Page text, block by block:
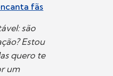
fãs
são
Estou
quero te
um